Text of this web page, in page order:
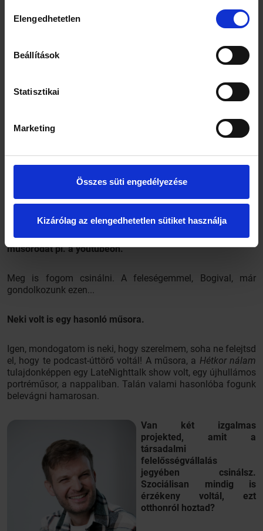
kiválasztása
Elengedhetetlen
Beállítások
Statisztikai
Marketing
Összes süti engedélyezése
Kizárólag az elengedhetetlen sütiket használja
szeretnél, díszlet, lámpa
nem akadály, annyi
három kamerát kérnék, és...
egy beszélgetős műsort
hatodik éve ülök az X-Faktor
mentorszékében, valamint más, különböző hangulatú
se baj, de egy kis költségvetésű műsor is elég lenne.
Na jó, de három kamerád neked is van, meg talán néhány
lámpád is, nem sok kéne ahhoz, hogy megcsináld a saját
műsorodat pl. a youtubeon.
Meg is fogom csinálni. A feleségemmel, Bogival, már
gondolkozunk ezen...
Neki volt is egy hasonló műsora.
Igen, mondogatom is neki, hogy szerelmem, soha ne felejtsd
el, hogy te podcast-úttörő voltál! A műsora, a Hétkor nálam
tulajdonképpen egy LateNighttalk show volt, egy újhullámos
portréműsor, a nappaliban. Talán valami hasonlóba fogunk
belevágni hamarosan.
Van két izgalmas
projekted, amit a
társadalmi
felelősségvállalás
jegyében csinálsz.
Szociálisan mindig is
érzékeny voltál, ezt
otthonról hoztad?